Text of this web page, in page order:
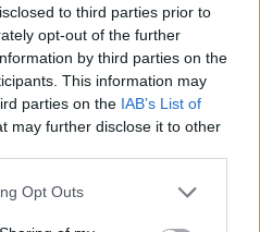
to third parties prior to
opt-out of the further
by third parties on the
This information may
parties on the IAB’s List of
may further disclose it to other
Opt Outs
19:15
φέρεται να
να
newsletter